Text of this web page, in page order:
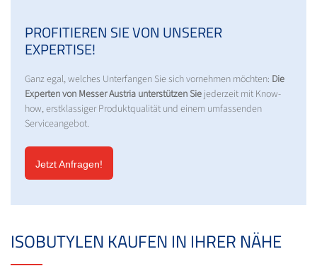
PROFITIEREN SIE VON UNSERER
EXPERTISE!
Ganz egal, welches Unterfangen Sie sich vornehmen möchten: Die
Experten von Messer Austria unterstützen Sie jederzeit mit Know-
how, erstklassiger Produktqualität und einem umfassenden
Serviceangebot.
Jetzt Anfragen!
ISOBUTYLEN KAUFEN IN IHRER NÄHE